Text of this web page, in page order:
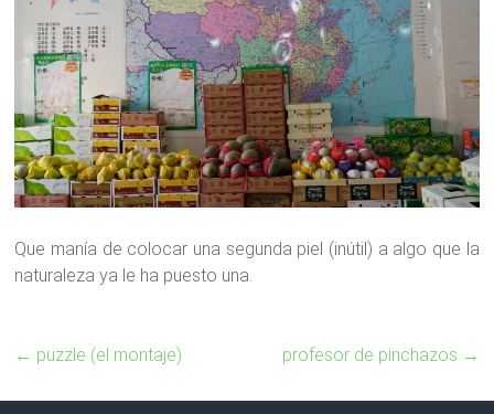
Que manía de colocar una segunda piel (inútil) a algo que la
naturaleza ya le ha puesto una.
← puzzle (el montaje) profesor de pinchazos →